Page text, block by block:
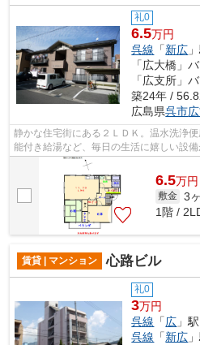
礼0
6.5万円
呉線 「新広
「広大橋」
「広支所」
築24年 /
広島県呉市
静かな住宅街にある２ＬＤＫ。温水洗浄
能付き給湯など、毎日の生活に嬉しい設備
6.5万円
敷金 3
1階 /
賃貸 | マンション 心路ビル
礼0
3万円
呉線 「広 」
呉線 「新広